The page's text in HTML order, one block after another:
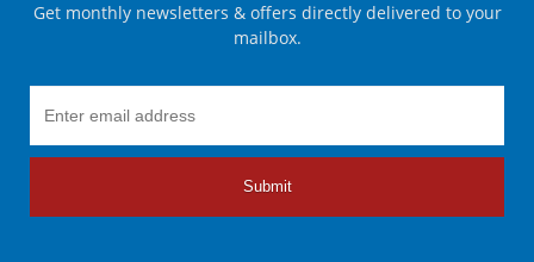
Get monthly newsletters & offers directly delivered to your
mailbox.
Submit